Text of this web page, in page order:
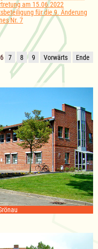
am 15.06.2022
für die 9. Änderung
Nr. 7
6 7 8 9 Vorwärts Ende